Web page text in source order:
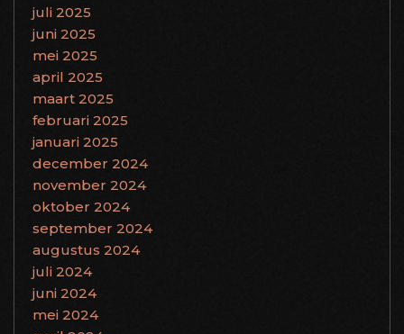
juli 2025
juni 2025
mei 2025
april 2025
maart 2025
februari 2025
januari 2025
december 2024
november 2024
oktober 2024
september 2024
augustus 2024
juli 2024
juni 2024
mei 2024